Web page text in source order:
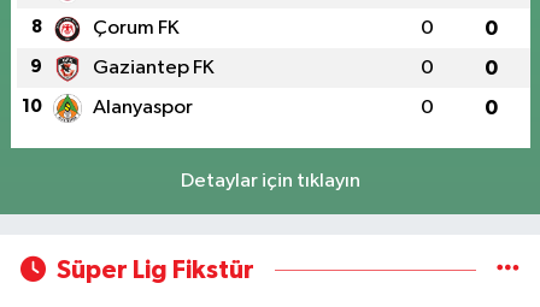
8 Çorum FK 0 0
9 Gaziantep FK 0 0
10 Alanyaspor 0 0
Detaylar için tıklayın
Süper Lig Fikstür